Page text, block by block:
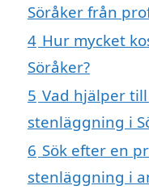
Söråker från
4 Hur mycket
Söråker?
5 Vad hjälper
stenläggning i
6 Sök efter en
stenläggning i